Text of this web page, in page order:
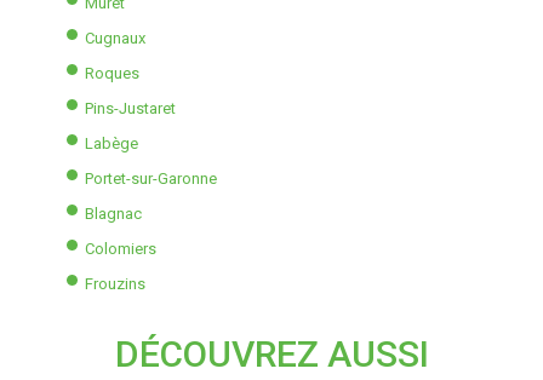
Cugnaux
Roques
Pins-Justaret
Labège
Portet-sur-Garonne
Blagnac
Colomiers
Frouzins
DÉCOUVREZ AUSSI